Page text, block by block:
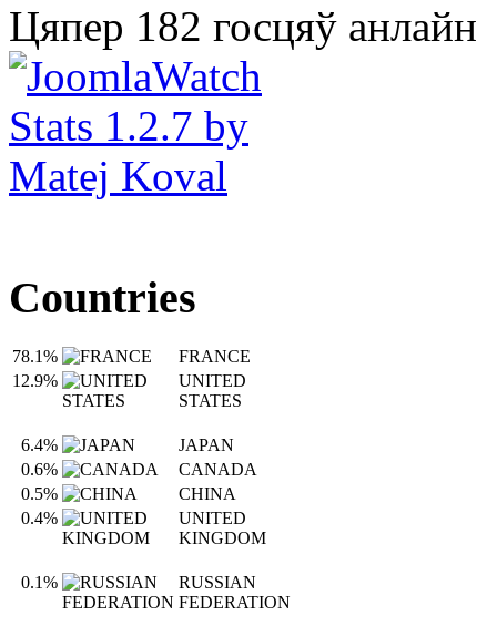
Цяпер 182 госцяў анлайн
Countries
78.1%
FRANCE
12.9%
UNITED
STATES
6.4%
JAPAN
0.6%
CANADA
0.5%
CHINA
0.4%
UNITED
KINGDOM
0.1%
RUSSIAN
FEDERATION